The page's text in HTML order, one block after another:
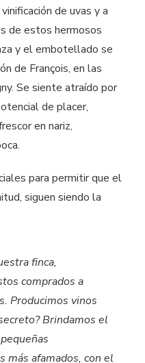
de uvas y a
de estos hermosos
y el embotellado se
de François, en las
Se siente atraído por
de placer,
en nariz,
para permitir que el
siguen siendo la
finca,
comprados a
Producimos vinos
Brindamos el
más afamados, con el